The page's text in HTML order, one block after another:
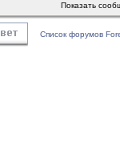
Показать
Список форумов